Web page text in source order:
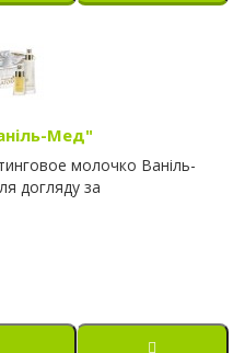
Мед"
молочко Ваніль-
догляду за